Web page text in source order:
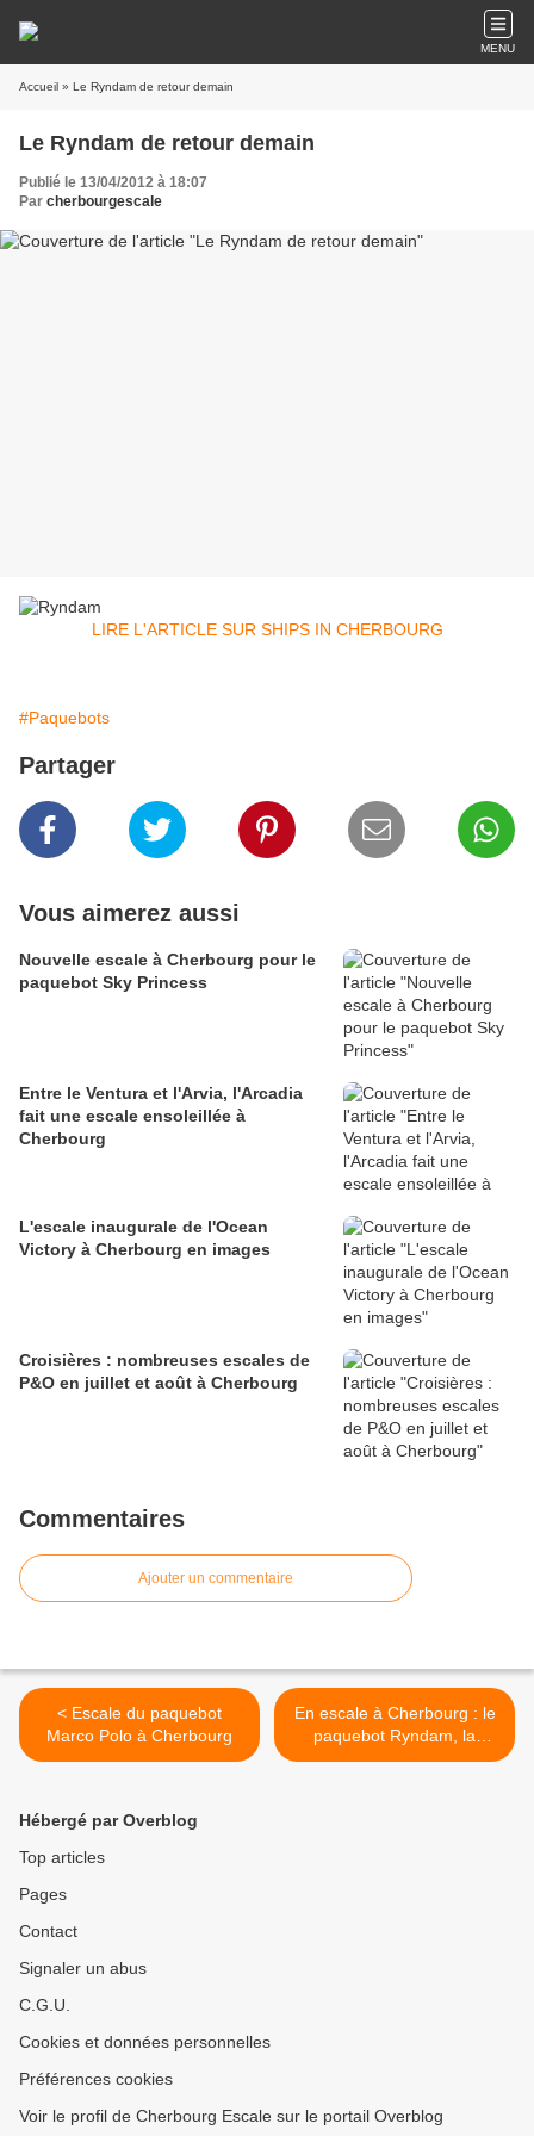
MENU
Accueil » Le Ryndam de retour demain
Le Ryndam de retour demain
Publié le 13/04/2012 à 18:07
Par cherbourgescale
LIRE L'ARTICLE SUR SHIPS IN CHERBOURG
#Paquebots
Partager
Vous aimerez aussi
Nouvelle escale à Cherbourg pour le
paquebot Sky Princess
Entre le Ventura et l'Arvia, l'Arcadia
fait une escale ensoleillée à
Cherbourg
L'escale inaugurale de l'Ocean
Victory à Cherbourg en images
Croisières : nombreuses escales de
P&O en juillet et août à Cherbourg
Commentaires
Ajouter un commentaire
< Escale du paquebot
Marco Polo à Cherbourg
En escale à Cherbourg : le
paquebot Ryndam, la
Frégate HMS Kent et les
Hébergé par Overblog
Top articles
Pages
Contact
Signaler un abus
C.G.U.
Cookies et données personnelles
Préférences cookies
Voir le profil de Cherbourg Escale sur le portail Overblog